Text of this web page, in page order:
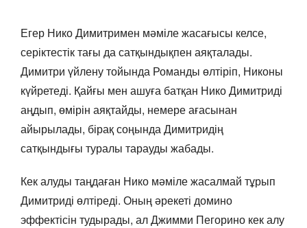
Егер Нико Димитримен мәміле жасағысы келсе,
серіктестік тағы да сатқындықпен аяқталады.
Димитри үйлену тойында Романды өлтіріп, Никоны
күйретеді. Қайғы мен ашуға батқан Нико Димитриді
аңдып, өмірін аяқтайды, немере ағасынан
айырылады, бірақ соңында Димитридің
сатқындығы туралы тарауды жабады.
Кек алуды таңдаған Нико мәміле жасалмай тұрып
Димитриді өлтіреді. Оның әрекеті домино
эффектісін тудырады, ал Джимми Пегорино кек алу